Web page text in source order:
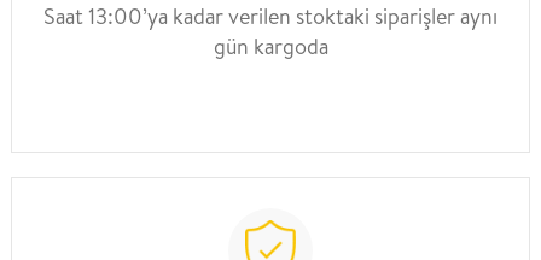
Saat 13:00’ya kadar verilen stoktaki siparişler aynı
gün kargoda